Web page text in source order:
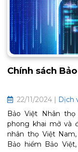
Chính sách
22/11/2024 | Dịch
Bảo Việt Nhân
phong khai mở và
nhân thọ Việt
Bảo hiểm Bảo